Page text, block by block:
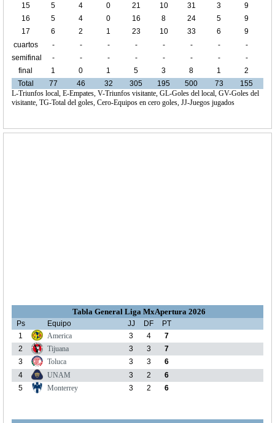
15
5 4 0 21 10 31 3
9
16
5 4 0 16 8 24 5
9
17
6 2 1 23 10 33 6
9
cuartos
de final
- - - - - - -
-
semifinal
- - - - - - -
-
final
1 0 1 5 3 8 1
2
Total
77 46 32 305 195 500 73
155
L-Triunfos local, E-Empates, V-Triunfos visitante, GL-Goles del local, GV-Goles del
visitante, TG-Total del goles, Cero-Equipos en cero goles, JJ-Juegos jugados
Tabla General Liga MxApertura 2026
Ps Equipo JJ DF
PT
1
America 3 4
7
2
Tijuana 3 3
7
3
Toluca 3 3
6
4
UNAM 3 2
6
5
Monterrey 3 2 6